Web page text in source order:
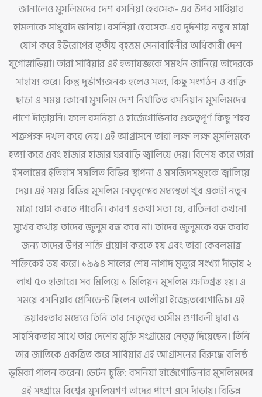
জানালেও মুসলিমদের দেশ বসনিয়া হেরসেক- এর উপর সার্বিয়ার
হামলাকে সাধুবাদ জানায়। বসনিয়া হেরসেক-এর দুর্দশায় নতুন মাত্রা
যোগ করে ইউরোপের তৃতীয় বৃহত্তম সেনাবাহিনীর অধিকারী দেশ
যুগোস্লাভিয়া। তারা সার্বিয়ার এই হত্যাযজ্ঞকে সমর্থন জানিয়ে তাদেরকে
সাহায্য করে। কিন্তু দুর্ভাগ্যজনক হলেও সত্য, কিছু সংগঠন ও ব্যক্তি
ছাড়া এ সময় কোনো মুসলিম দেশ নির্যাতিত বসনিয়ান মুসলিমদের
পাশে দাঁড়ায়নি। ফলে বসনিয়া ও হার্জেগোভিনার গুরুত্বপূর্ণ কিছু শহর
শত্রুপক্ষ দখল করে নেয়। এই আগ্রাসনে তারা লক্ষ লক্ষ মুসলিমকে
হত্যা করে এবং হাজার হাজার ঘরবাড়ি জ্বালিয়ে দেয়। বিশেষ করে তারা
ইসলামের ইতিহাস সম্বলিত বিভিন্ন স্থাপনা ও মসজিদসমূহকে জ্বালিয়ে
দেয়। এই সময় বিভিন্ন মুসলিম নেতৃবৃন্দের মধ্যস্থতা খুব একটা নতুন
মাত্রা যোগ করতে পারেনি। কারণ একথা সত্য যে, বাতিলরা কখনো
মুখের কথায় তাদের জুলুম বন্ধ করে না। তাদের জুলুমকে বন্ধ করার
জন্য তাদের উপর শক্তি প্রয়োগ করতে হয় এবং তারা কেবলমাত্র
শক্তিকেই ভয় করে। ১৯৯৪ সালের শেষ নাগাদ মৃত্যুর সংখ্যা দাঁড়ায় ২
লাখ ৫০ হাজারে। সব মিলিয়ে ১ মিলিয়ন মুসলিম ক্ষতিগ্রস্ত হয়। এ
সময়ে বসনিয়ার প্রেসিডেন্ট ছিলেন আলীয়া ইজ্জেতবেগোভিচ। এই
ভয়াবহতার মধ্যেও তিনি তার নেতৃত্বের অসীম গুণাবলী দ্বারা ও
সাহসিকতার সাথে তার দেশের মুক্তি সংগ্রামের নেতৃত্ব দিয়েছেন। তিনি
তার জাতিকে একত্রিত করে সার্বিয়ার এই আগ্রাসনের বিরুদ্ধে বলিষ্ঠ
ভূমিকা পালন করেন। ডেটন চুক্তি: বসনিয়া হার্জেগোভিনার মুসলিমদের
এই সংগ্রামে বিশ্বের মুসলিমগণ তাদের পাশে এসে দাঁড়ায়। বিভিন্ন